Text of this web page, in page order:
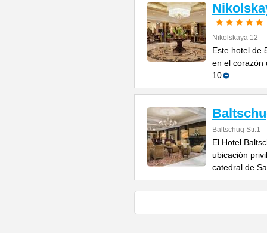
Nikolskaya 12
Este hotel de
en el corazón
10
Baltschug Str.1
El Hotel
ubicación
catedral de